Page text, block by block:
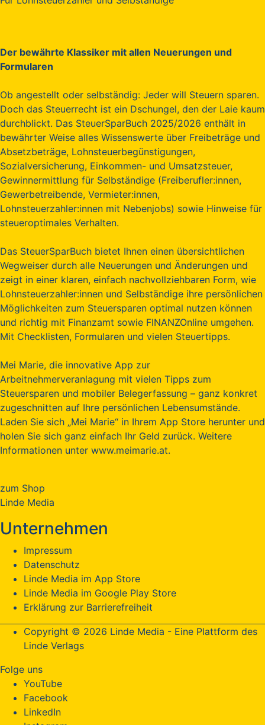
Der bewährte Klassiker mit allen Neuerungen und
Formularen
Ob angestellt oder selbständig: Jeder will Steuern sparen.
Doch das Steuerrecht ist ein Dschungel, den der Laie kaum
durchblickt. Das SteuerSparBuch 2025/2026 enthält in
bewährter Weise alles Wissenswerte über Freibeträge und
Absetzbeträge, Lohnsteuerbegünstigungen,
Sozialversicherung, Einkommen- und Umsatzsteuer,
Gewinnermittlung für Selbständige (Freiberufler:innen,
Gewerbetreibende, Vermieter:innen,
Lohnsteuerzahler:innen mit Nebenjobs) sowie Hinweise für
steueroptimales Verhalten.
Das SteuerSparBuch bietet Ihnen einen übersichtlichen
Wegweiser durch alle Neuerungen und Änderungen und
zeigt in einer klaren, einfach nachvollziehbaren Form, wie
Lohnsteuerzahler:innen und Selbständige ihre persönlichen
Möglichkeiten zum Steuersparen optimal nutzen können
und richtig mit Finanzamt sowie FINANZOnline umgehen.
Mit Checklisten, Formularen und vielen Steuertipps.
Mei Marie, die innovative App zur
Arbeitnehmerveranlagung mit vielen Tipps zum
Steuersparen und mobiler Belegerfassung – ganz konkret
zugeschnitten auf Ihre persönlichen Lebensumstände.
Laden Sie sich „Mei Marie“ in Ihrem App Store herunter und
holen Sie sich ganz einfach Ihr Geld zurück. Weitere
Informationen unter www.meimarie.at.
zum Shop
Linde Media
Unternehmen
Impressum
Datenschutz
Linde Media im App Store
Linde Media im Google Play Store
Erklärung zur Barrierefreiheit
Copyright © 2026 Linde Media - Eine Plattform des
Linde Verlags
Folge uns
YouTube
Facebook
LinkedIn